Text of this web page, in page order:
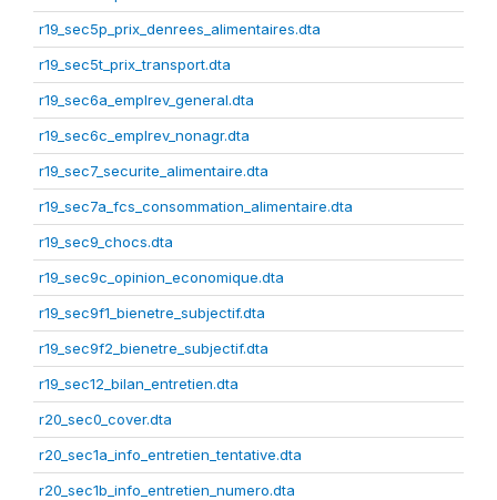
r19_sec5p_prix_denrees_alimentaires.dta
r19_sec5t_prix_transport.dta
r19_sec6a_emplrev_general.dta
r19_sec6c_emplrev_nonagr.dta
r19_sec7_securite_alimentaire.dta
r19_sec7a_fcs_consommation_alimentaire.dta
r19_sec9_chocs.dta
r19_sec9c_opinion_economique.dta
r19_sec9f1_bienetre_subjectif.dta
r19_sec9f2_bienetre_subjectif.dta
r19_sec12_bilan_entretien.dta
r20_sec0_cover.dta
r20_sec1a_info_entretien_tentative.dta
r20_sec1b_info_entretien_numero.dta